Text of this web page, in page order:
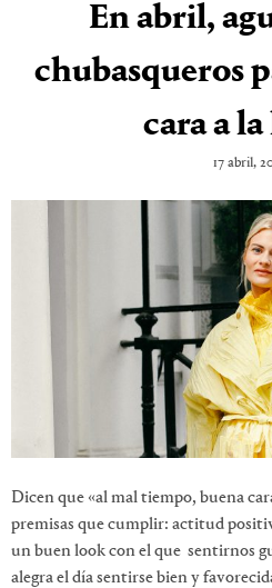
En abril,
chubasqueros
cara a
17 abril,
Dicen que «al mal tiempo, buena
premisas que cumplir: actitud
un buen look con el que sentirnos
alegra el día sentirse bien y